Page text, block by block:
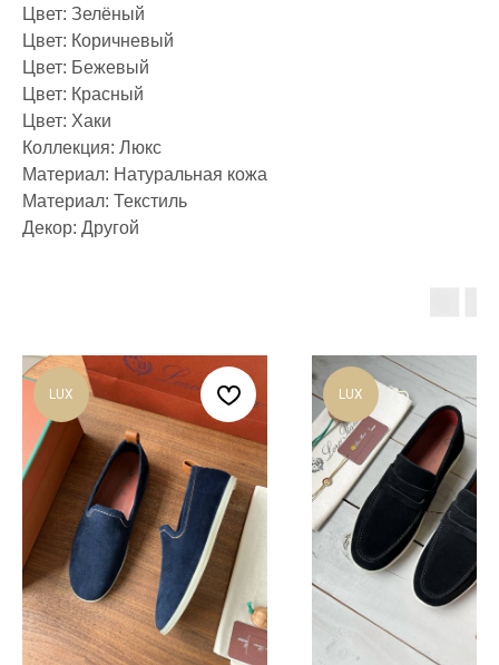
Цвет: Зелёный
Цвет: Коричневый
Цвет: Бежевый
Цвет: Красный
Цвет: Хаки
Коллекция: Люкс
Материал: Натуральная кожа
Материал: Текстиль
Декор: Другой
LUX LUX